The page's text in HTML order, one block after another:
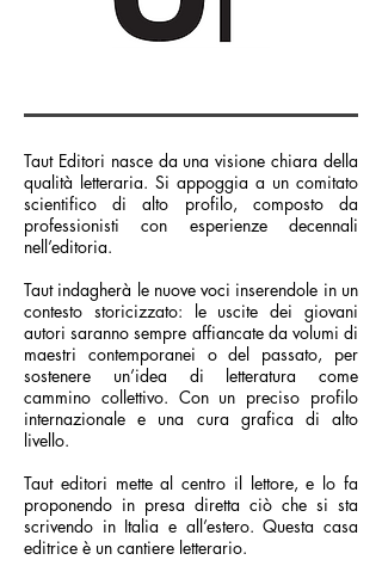
Taut Editori nasce da una visione chiara della
qualità letteraria. Si appoggia a un comitato
scientifico di alto profilo, composto da
professionisti con esperienze decennali
nell’editoria.
Taut indagherà le nuove voci inserendole in un
contesto storicizzato: le uscite dei giovani
autori saranno sempre affiancate da volumi di
maestri contemporanei o del passato, per
sostenere un’idea di letteratura come
cammino collettivo. Con un preciso profilo
internazionale e una cura grafica di alto
livello.
Taut editori mette al centro il lettore, e lo fa
proponendo in presa diretta ciò che si sta
scrivendo in Italia e all’estero. Questa casa
editrice è un cantiere letterario.